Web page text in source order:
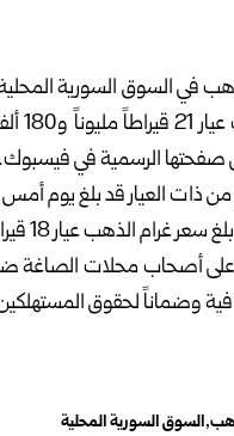
صفحتها الرسمية في فيسبوك.
يوم أمس مليوناً و190 ألف ليرة، ما يعكس تراجعاً ملحوظاً في
قيراطاً مليوناً و15 ألف ليرة مبيعاً، و995 ألف ليرة شراءً.
أصحاب محلات الصاغة
وضماناً لحقوق
السوق السورية المحلية